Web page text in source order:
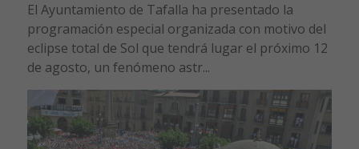
El Ayuntamiento de Tafalla ha presentado la
programación especial organizada con motivo del
eclipse total de Sol que tendrá lugar el próximo 12
de agosto, un fenómeno astr...